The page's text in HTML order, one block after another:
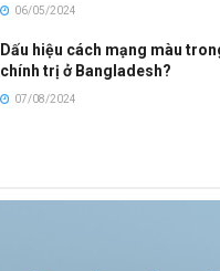
06/05/2024
Dấu hiệu cách mạng màu
chính trị ở Bangladesh?
07/08/2024